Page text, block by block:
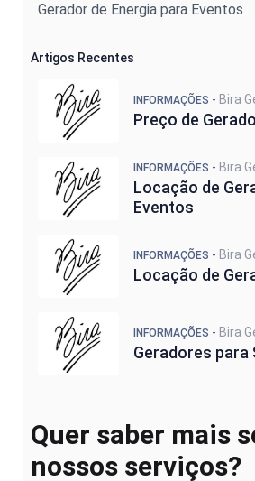
Gerador de Energia para Eventos
Artigos Recentes
INFORMAÇÕES - Bira
Preço de
INFORMAÇÕES - Bira
Locação de
Eventos
INFORMAÇÕES - Bira
Locação de
INFORMAÇÕES - Bira
Geradores para
Quer saber mais
nossos serviços?